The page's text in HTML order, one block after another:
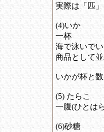
実際は「匹
(4)いか
一杯
海で泳いで
商品として
いかが杯と
(5) たらこ
一腹(ひとは
(6)砂糖